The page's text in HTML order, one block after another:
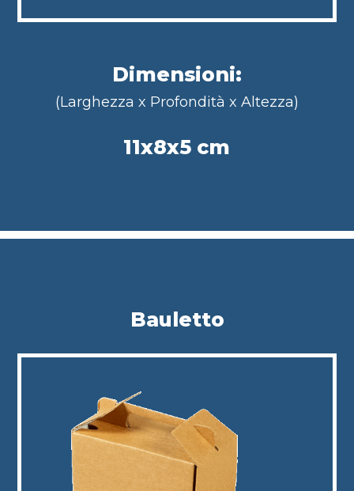
Dimensioni:
(Larghezza x Profondità x Altezza)
11x8x5 cm
Bauletto